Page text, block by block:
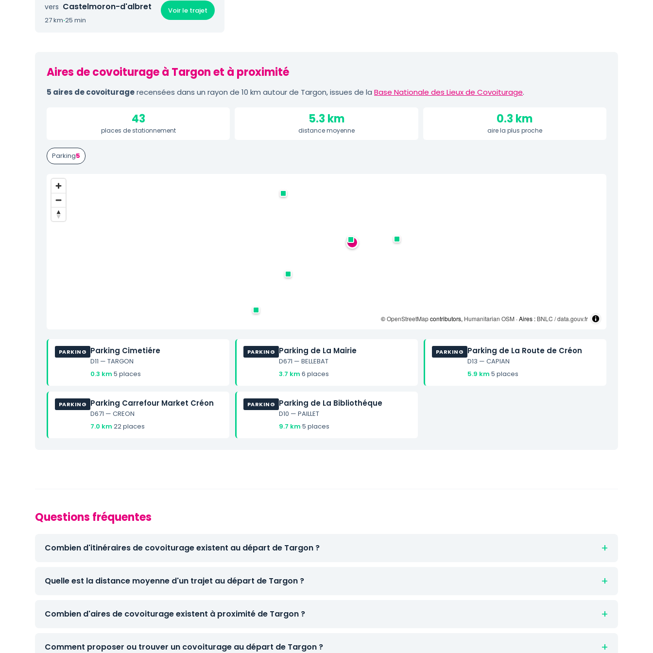
vers Castelmoron-d'albret
27 km·25 min
Voir le trajet
Aires de covoiturage à Targon et à proximité
5 aires de covoituragerecensées dans un rayon de 10 km autour de Targon, issues de la Base Nationale des Lieux de Covoiturage.
43
places de stationnement
5.3 km
distance moyenne
0.3 km
aire la plus proche
Parking5
©OpenStreetMapcontributors, Humanitarian OSM · Aires : BNLC / data.gouv.fr
PARKING Parking Cimetiére
D11 — TARGON
0.3 km·5 places
PARKING Parking de La Mairie
D671 — BELLEBAT
3.7 km·6 places
PARKING Parking de La Route de Créon
D13 — CAPIAN
5.9 km·5 places
PARKING Parking Carrefour Market Créon
D671 — CREON
7.0 km·22 places
PARKING Parking de La Bibliothéque
D10 — PAILLET
9.7 km·5 places
Questions fréquentes
Combien d'itinéraires de covoiturage existent au départ de Targon ?
Quelle est la distance moyenne d'un trajet au départ de Targon ?
Combien d'aires de covoiturage existent à proximité de Targon ?
Comment proposer ou trouver un covoiturage au départ de Targon ?